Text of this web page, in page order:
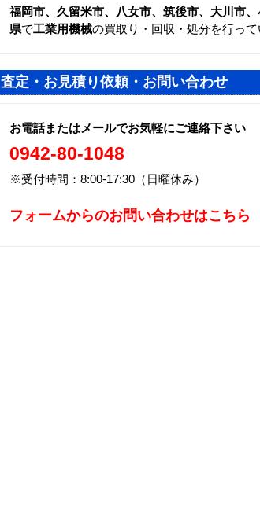
福岡市、久留米市、八女市、筑後市、大川市
県で工業用機械の買取り・回収・処分を行って
査定・お見積り依頼・お問い合わせ
お電話またはメールでお気軽にご連絡下さい
0942-80-1048
※受付時間：8:00-17:30（日曜休み）
フォームからのお問い合わせはこちら